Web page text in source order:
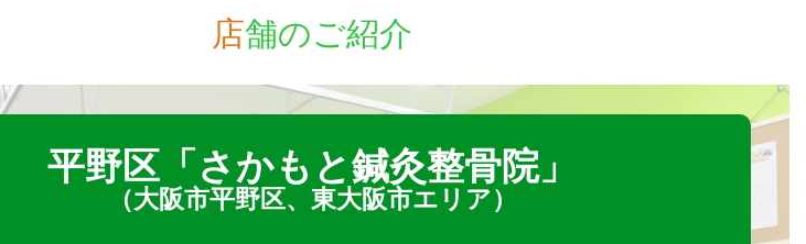
店舗のご紹介
平野区「さかもと鍼灸整骨院」
（大阪市平野区、東大阪市エリア）